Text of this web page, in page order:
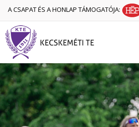
A CSAPAT ÉS A HONLAP TÁMOGATÓJA: